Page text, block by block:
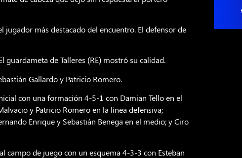
más destacado del encuentro. El defensor de
guardameta de Talleres (RE) mostró su calidad.
Gallardo y Patricio Romero.
con una formación 4-5-1 con Damian Tello en el
y Patricio Romero en la línea defensiva;
Enrique y Sebastián Benega en el medio; y Ciro
campo de juego con un esquema 4-3-3 con Esteban